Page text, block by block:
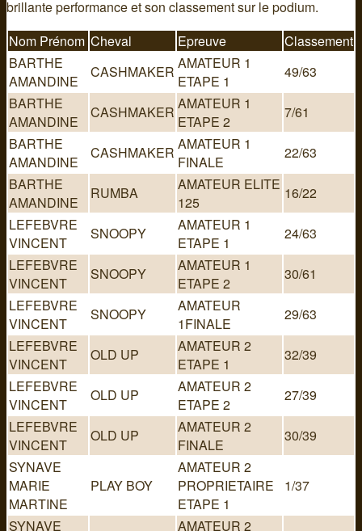
brillante performance et son classement sur le podium.
Nom Prénom Cheval Epreuve
Classement
BARTHE
AMANDINE
CASHMAKER AMATEUR 1
ETAPE 1
49/63
BARTHE
AMANDINE
CASHMAKER AMATEUR 1
ETAPE 2
7/61
BARTHE
AMANDINE
CASHMAKER AMATEUR 1
FINALE
22/63
BARTHE
AMANDINE
RUMBA
AMATEUR ELITE
125
16/22
LEFEBVRE
VINCENT
SNOOPY
AMATEUR 1
ETAPE 1
24/63
LEFEBVRE
VINCENT
SNOOPY
AMATEUR 1
ETAPE 2
30/61
LEFEBVRE
VINCENT
SNOOPY
AMATEUR
1FINALE
29/63
LEFEBVRE
VINCENT
OLD UP
AMATEUR 2
ETAPE 1
32/39
LEFEBVRE
VINCENT
OLD UP
AMATEUR 2
ETAPE 2
27/39
LEFEBVRE
VINCENT
OLD UP
AMATEUR 2
FINALE
30/39
SYNAVE
MARIE
MARTINE
PLAY BOY
AMATEUR 2
PROPRIETAIRE
ETAPE 1
1/37
SYNAVE
AMATEUR 2